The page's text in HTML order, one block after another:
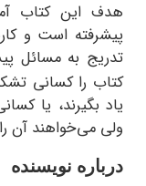
این کتاب آموزش
است و کارش را
به مسائل
را کسانی تشکیل
یا کسانی که
آن را با عمق
نویسنده